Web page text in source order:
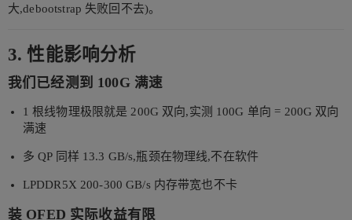
大,debootstrap 失败回不去)。
3. 性能影响分析
我们已经测到 100G 满速
1 根线物理极限就是 200G 双向,实测 100G 单向 = 200G 双向
满速
多 QP 同样 13.3 GB/s,瓶颈在物理线,不在软件
LPDDR5X 200-300 GB/s 内存带宽也不卡
装 OFED 实际收益有限